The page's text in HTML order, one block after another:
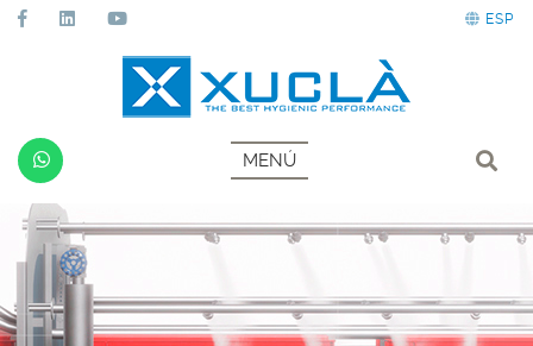
ESP
MENÚ